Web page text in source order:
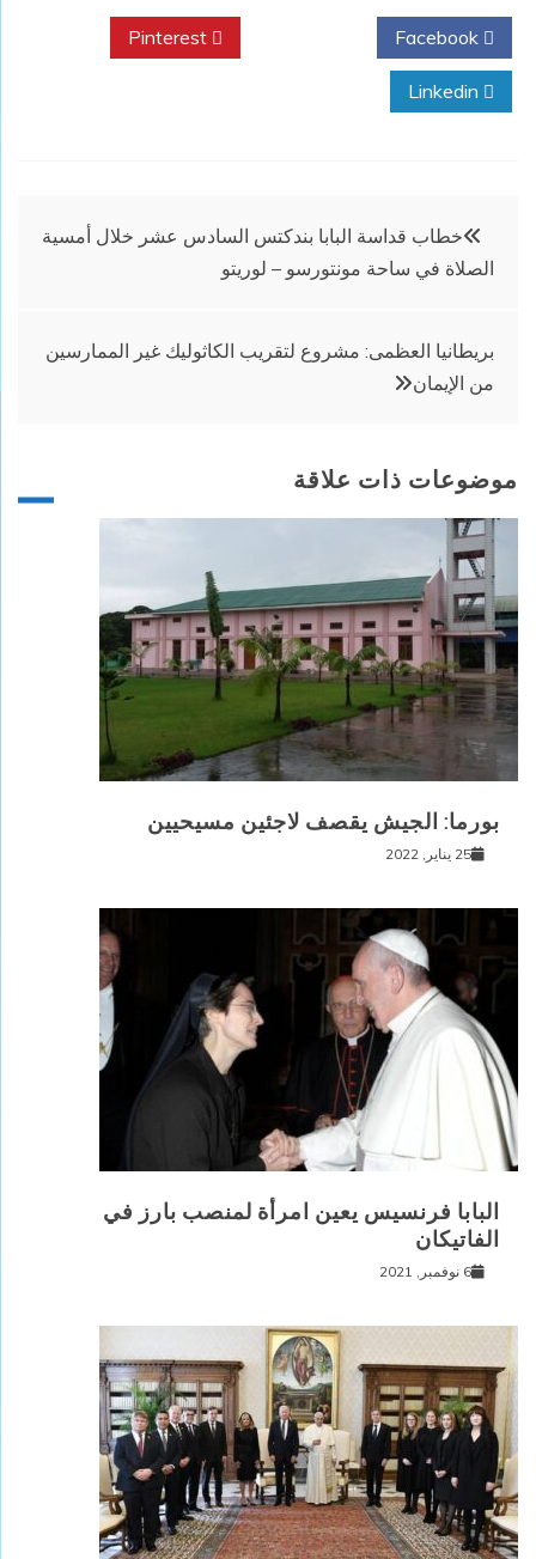
تصفّح
المقالات
خطاب قداسة البابا بندكتس السادس عشر خلال أمسية
الصلاة في ساحة مونتورسو – لوريتو
بريطانيا العظمى: مشروع لتقريب الكاثوليك غير الممارسين
من الإيمان
موضوعات ذات علاقة
بورما: الجيش يقصف لاجئين مسيحيين
25 يناير, 2022
البابا فرنسيس يعين امرأة لمنصب بارز في
الفاتيكان
6 نوفمبر, 2021